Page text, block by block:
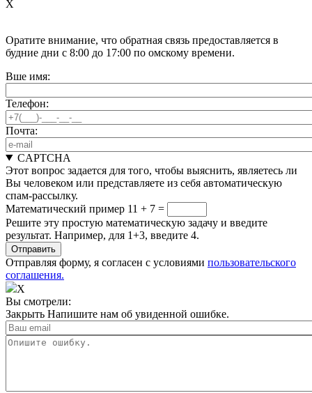
X
Оратите внимание, что обратная связь предоставляется в
будние дни с 8:00 до 17:00 по омскому времени.
Вше имя:
Телефон:
Почта:
CAPTCHA
Этот вопрос задается для того, чтобы выяснить, являетесь ли
Вы человеком или представляете из себя автоматическую
спам-рассылку.
Математический пример 11 + 7 =
Решите эту простую математическую задачу и введите
результат. Например, для 1+3, введите 4.
Отправляя форму, я согласен с условиями пользовательского
соглашения.
X
Вы смотрели:
Закрыть Напишите нам об увиденной ошибке.